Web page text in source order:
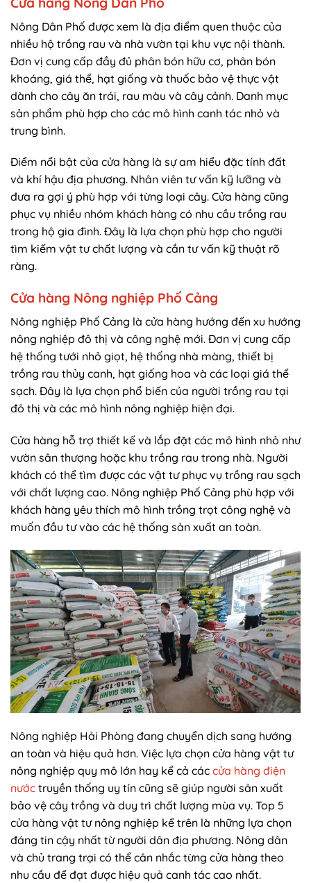
Nông Dân Phố được xem là địa điểm quen thuộc của
nhiều hộ trồng rau và nhà vườn tại khu vực nội thành.
Đơn vị cung cấp đầy đủ phân bón hữu cơ, phân bón
khoáng, giá thể, hạt giống và thuốc bảo vệ thực vật
dành cho cây ăn trái, rau màu và cây cảnh. Danh mục
sản phẩm phù hợp cho các mô hình canh tác nhỏ và
trung bình.
Điểm nổi bật của cửa hàng là sự am hiểu đặc tính đất
và khí hậu địa phương. Nhân viên tư vấn kỹ lưỡng và
đưa ra gợi ý phù hợp với từng loại cây. Cửa hàng cũng
phục vụ nhiều nhóm khách hàng có nhu cầu trồng rau
trong hộ gia đình. Đây là lựa chọn phù hợp cho người
tìm kiếm vật tư chất lượng và cần tư vấn kỹ thuật rõ
ràng.
Cửa hàng Nông nghiệp Phố Cảng
Nông nghiệp Phố Cảng là cửa hàng hướng đến xu hướng
nông nghiệp đô thị và công nghệ mới. Đơn vị cung cấp
hệ thống tưới nhỏ giọt, hệ thống nhà màng, thiết bị
trồng rau thủy canh, hạt giống hoa và các loại giá thể
sạch. Đây là lựa chọn phổ biến của người trồng rau tại
đô thị và các mô hình nông nghiệp hiện đại.
Cửa hàng hỗ trợ thiết kế và lắp đặt các mô hình nhỏ như
vườn sân thượng hoặc khu trồng rau trong nhà. Người
khách có thể tìm được các vật tư phục vụ trồng rau sạch
với chất lượng cao. Nông nghiệp Phố Cảng phù hợp với
khách hàng yêu thích mô hình trồng trọt công nghệ và
muốn đầu tư vào các hệ thống sản xuất an toàn.
Nông nghiệp Hải Phòng đang chuyển dịch sang hướng
an toàn và hiệu quả hơn. Việc lựa chọn cửa hàng vật tư
nông nghiệp quy mô lớn hay kể cả các cửa hàng điện
nước truyền thống uy tín cũng sẽ giúp người sản xuất
bảo vệ cây trồng và duy trì chất lượng mùa vụ. Top 5
cửa hàng vật tư nông nghiệp kể trên là những lựa chọn
đáng tin cậy nhất từ người dân địa phương. Nông dân
và chủ trang trại có thể cân nhắc từng cửa hàng theo
nhu cầu để đạt được hiệu quả canh tác cao nhất.